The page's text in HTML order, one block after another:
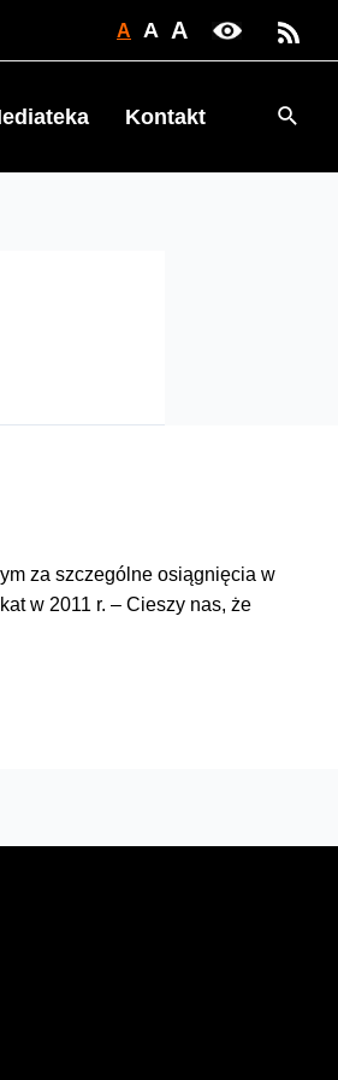
A A A
Kontakt
za szczególne osiągnięcia w
w 2011 r. – Cieszy nas, że